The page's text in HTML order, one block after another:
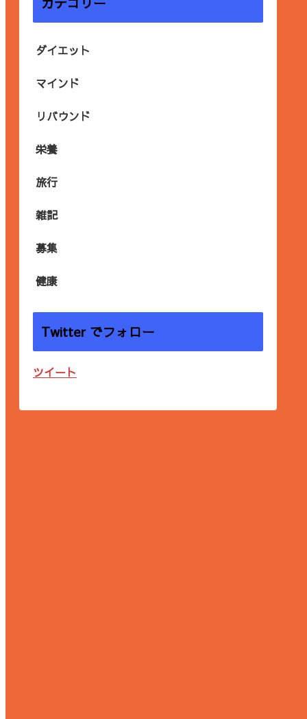
ダイエット
マインド
リバウンド
栄養
旅行
雑記
募集
健康
Twitter でフォロー
ツイート